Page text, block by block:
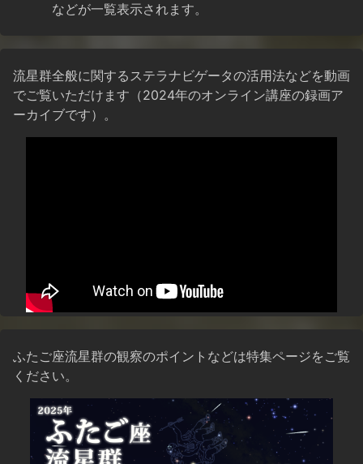
などが一覧表示されます。
流星群全般に関するステラナビゲータの活用法などを動画
でご覧いただけます（2024年のオンライン講座の録画ア
ーカイブです）。
ふたご座流星群の観察のポイントなどは特集ページをご覧
ください。